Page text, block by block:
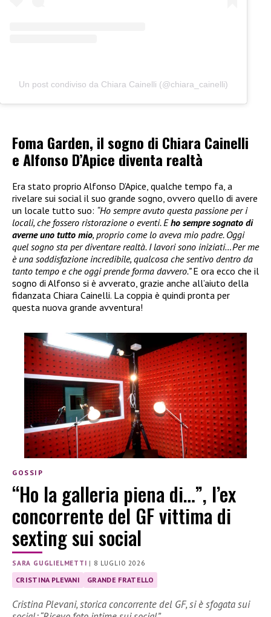
Un post condiviso da Chiara Cainelli (@chiara_cainelli)
Foma Garden, il sogno di Chiara Cainelli
e Alfonso D’Apice diventa realtà
Era stato proprio Alfonso D’Apice, qualche tempo fa, a
rivelare sui social il suo grande sogno, ovvero quello di avere
un locale tutto suo: “Ho sempre avuto questa passione per i
locali, che fossero ristorazione o eventi. Eho sempre sognato di
averne uno tutto mio, proprio come lo aveva mio padre. Oggi
quel sogno sta per diventare realtà. I lavori sono iniziati…Per me
è una soddisfazione incredibile, qualcosa che sentivo dentro da
tanto tempo e che oggi prende forma davvero.”E ora ecco che il
sogno di Alfonso si è avverato, grazie anche all’aiuto della
fidanzata Chiara Cainelli. La coppia è quindi pronta per
questa nuova grande avventura!
GOSSIP
“Ho la galleria piena di…”, l’ex
concorrente del GF vittima di
sexting sui social
SARA GUGLIELMETTI | 8 LUGLIO 2026
CRISTINA PLEVANI GRANDE FRATELLO
Cristina Plevani, storica concorrente del GF, si è sfogata sui